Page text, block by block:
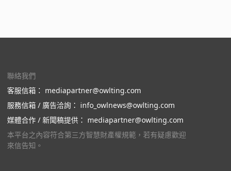
Xpark6/6 起開賣主題特展套票【Let’s
家電 9 折、每日限量商品、滿額贈及消費抽
大吉週年慶 Part 2」開跑 全館 5 折起 全國
電子開學煥新裝備一站購，送 10,000 購物
金讓家電齊煥新
聯絡我們
客服信箱： mediapartner@owlting.com
服務信箱 / 廣告洽詢： info_owlnews@owlting.com
媒體合作 / 新聞稿提供： mediapartner@owlting.com
本平台之內容符合第三方智慧財產權規範，若有疑慮歡迎
來信告知。